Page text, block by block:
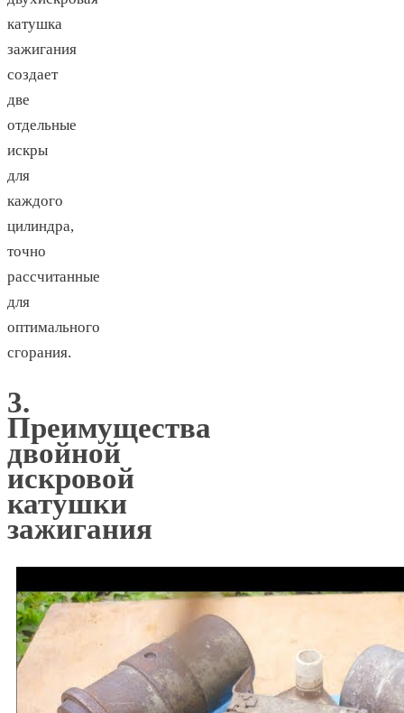
катушка
зажигания
создает
две
отдельные
искры
для
каждого
цилиндра,
точно
рассчитанные
для
оптимального
сгорания.
3.
Преимущества
двойной
искровой
катушки
зажигания